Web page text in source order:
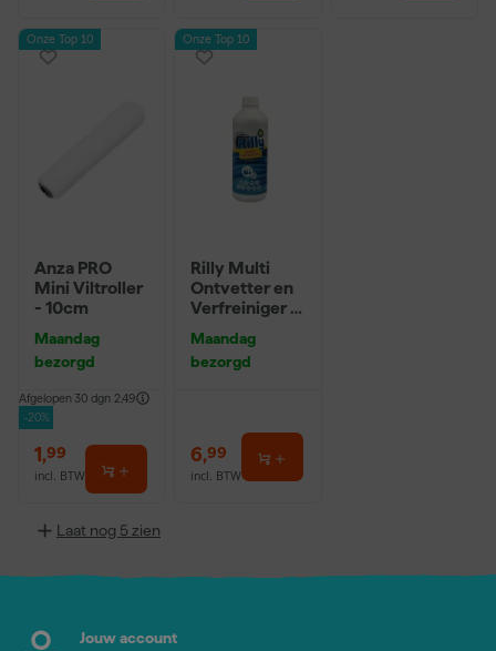
Onze Top 10
Anza PRO
Mini Viltroller
- 10cm
Maandag
bezorgd
Afgelopen 30 dgn 2,49
-20%
1,99
incl. BTW
Onze Top 10
Rilly Multi
Ontvetter en
Verfreiniger –
Maandag
bezorgd
6,99
incl. BTW
Laat nog 5 zien
Jouw account